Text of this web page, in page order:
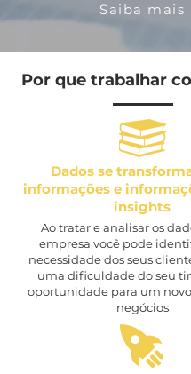
Saiba mais
Por que trabalhar
Dados se
informações e
insights
Ao tratar e analisar os
empresa você pode
necessidade dos seus
uma dificuldade do seu
oportunidade para um
negócios